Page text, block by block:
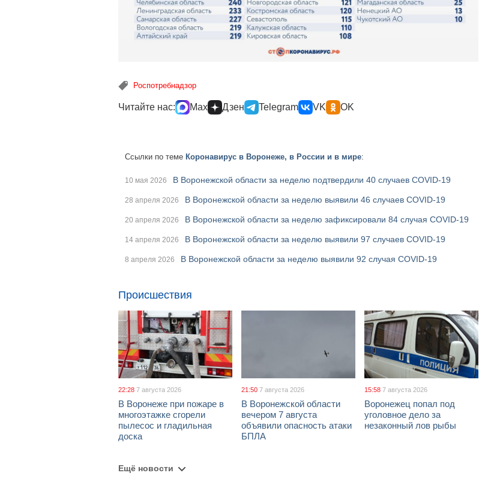
Роспотребнадзор
Читайте нас: Max Дзен Telegram VK OK
Ссылки по теме Коронавирус в Воронеже, в России и в мире:
10 мая 2026 В Воронежской области за неделю подтвердили 40 случаев COVID-19
28 апреля 2026 В Воронежской области за неделю выявили 46 случаев COVID-19
20 апреля 2026 В Воронежской области за неделю зафиксировали 84 случая COVID-19
14 апреля 2026 В Воронежской области за неделю выявили 97 случаев COVID-19
8 апреля 2026 В Воронежской области за неделю выявили 92 случая COVID-19
Происшествия
22:28 7 августа 2026
В Воронеже при пожаре в
многоэтажке сгорели
пылесос и гладильная
доска
21:50 7 августа 2026
В Воронежской области
вечером 7 августа
объявили опасность атаки
БПЛА
15:58 7 августа 2026
Воронежец попал под
уголовное дело за
незаконный лов рыбы
Ещё новости